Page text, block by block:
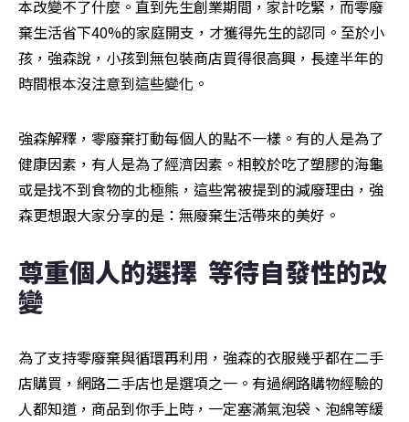
本改變不了什麼。直到先生創業期間，家計吃緊，而零廢
棄生活省下40%的家庭開支，才獲得先生的認同。至於小
孩，強森說，小孩到無包裝商店買得很高興，長達半年的
時間根本沒注意到這些變化。
強森解釋，零廢棄打動每個人的點不一樣。有的人是為了
健康因素，有人是為了經濟因素。相較於吃了塑膠的海龜
或是找不到食物的北極熊，這些常被提到的減廢理由，強
森更想跟大家分享的是：無廢棄生活帶來的美好。
尊重個人的選擇  等待自發性的改
變
為了支持零廢棄與循環再利用，強森的衣服幾乎都在二手
店購買，網路二手店也是選項之一。有過網路購物經驗的
人都知道，商品到你手上時，一定塞滿氣泡袋、泡綿等緩